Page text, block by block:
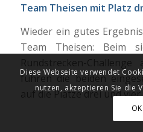
Team Theisen mit Platz
Wieder ein gutes
Team Theisen: Beim
fuhren die beiden
auf die Plätze drei und
Diese Webseite verwendet
nutzen, akzeptieren Sie die
OK